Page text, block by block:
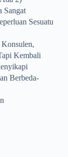
Sangat
Sesuatu
Kembali
Berbeda-